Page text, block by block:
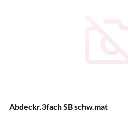
Abdeckr.3fach SB schw.mat